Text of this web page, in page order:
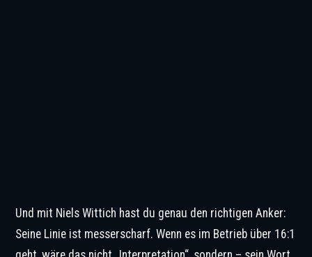
Und mit Niels Wittich hast du genau den richtigen Anker:
Seine Linie ist messerscharf. Wenn es im Betrieb über 16:1